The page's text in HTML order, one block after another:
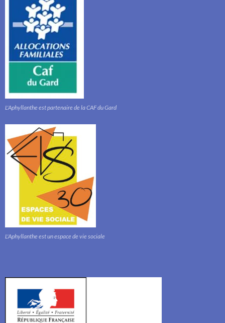
L'Aphyllanthe est partenaire de la CAF du Gard
L'Aphyllanthe est un espace de vie sociale